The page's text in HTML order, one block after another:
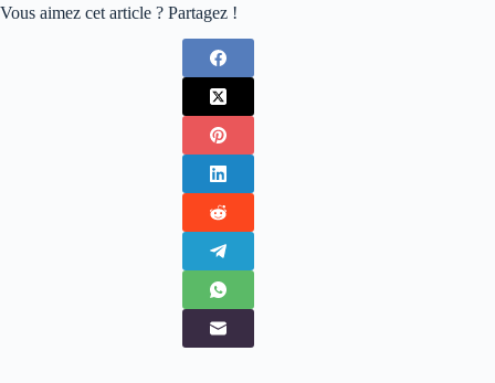
Vous aimez cet article ? Partagez !